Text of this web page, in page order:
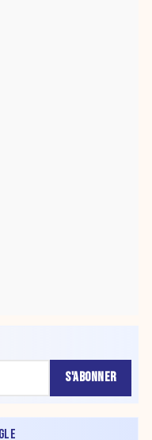
S'ABONNER